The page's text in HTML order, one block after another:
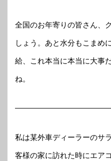
全国のお年寄りの皆さん、
しょう。あと水分もこまめ
給、これ本当に本当に大事
ね。
私は某外車ディーラーのサ
客様の家に訪れた時にエア